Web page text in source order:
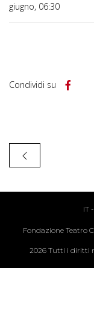
giugno, 06:30
Condividi su
IT-
Fondazione Teatro
2026 Tutti i diritti